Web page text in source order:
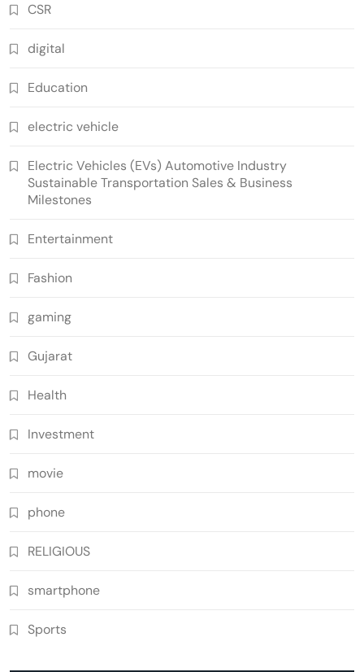
CSR
digital
Education
electric vehicle
Electric Vehicles (EVs) Automotive Industry
Sustainable Transportation Sales & Business
Milestones
Entertainment
Fashion
gaming
Gujarat
Health
Investment
movie
phone
RELIGIOUS
smartphone
Sports